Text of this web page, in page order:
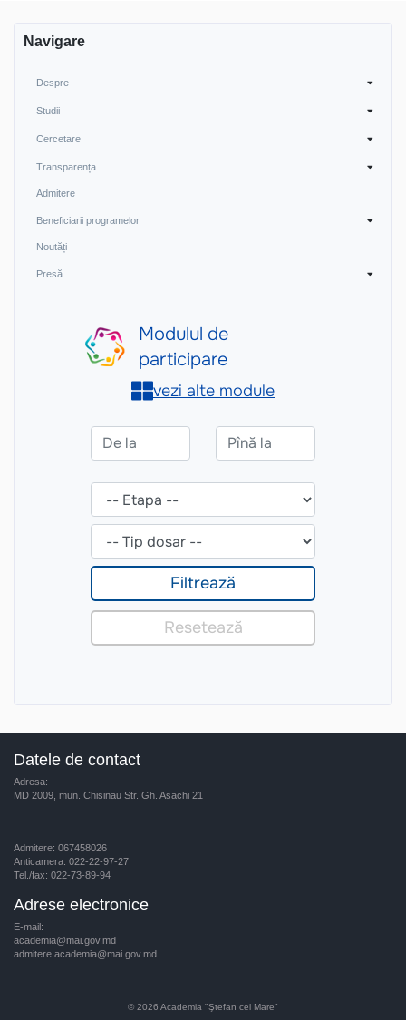
Navigare
Despre
Studii
Cercetare
Transparența
Admitere
Beneficiarii programelor
Noutăți
Presă
Datele de contact
Adresa:
MD 2009, mun. Chisinau Str. Gh. Asachi 21
Admitere: 067458026
Anticamera: 022-22-97-27
Tel./fax: 022-73-89-94
Adrese electronice
E-mail:
academia@mai.gov.md
admitere.academia@mai.gov.md
© 2026 Academia "Ştefan cel Mare"